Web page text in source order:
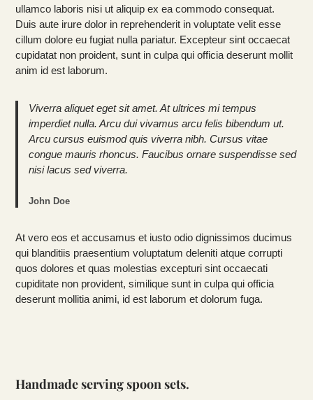
ullamco laboris nisi ut aliquip ex ea commodo consequat.
Duis aute irure dolor in reprehenderit in voluptate velit esse
cillum dolore eu fugiat nulla pariatur. Excepteur sint occaecat
cupidatat non proident, sunt in culpa qui officia deserunt mollit
anim id est laborum.
Viverra aliquet eget sit amet. At ultrices mi tempus
imperdiet nulla. Arcu dui vivamus arcu felis bibendum ut.
Arcu cursus euismod quis viverra nibh. Cursus vitae
congue mauris rhoncus. Faucibus ornare suspendisse sed
nisi lacus sed viverra.
John Doe
At vero eos et accusamus et iusto odio dignissimos ducimus
qui blanditiis praesentium voluptatum deleniti atque corrupti
quos dolores et quas molestias excepturi sint occaecati
cupiditate non provident, similique sunt in culpa qui officia
deserunt mollitia animi, id est laborum et dolorum fuga.
Handmade serving spoon sets.